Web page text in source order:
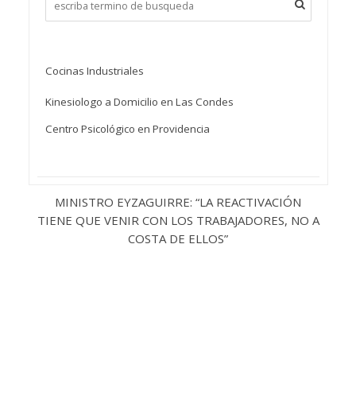
Cocinas Industriales
Kinesiologo a Domicilio en Las Condes
Centro Psicológico en Providencia
MINISTRO EYZAGUIRRE: “LA REACTIVACIÓN
TIENE QUE VENIR CON LOS TRABAJADORES, NO A
COSTA DE ELLOS”